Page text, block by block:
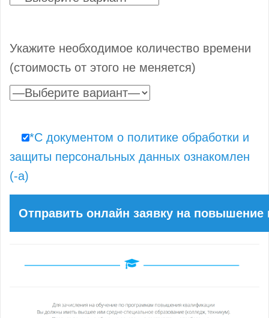
Укажите необходимое количество времени
(стоимость от этого не меняется)
*С документом о политике обработки и
защиты персональных данных ознакомлен
(-а)